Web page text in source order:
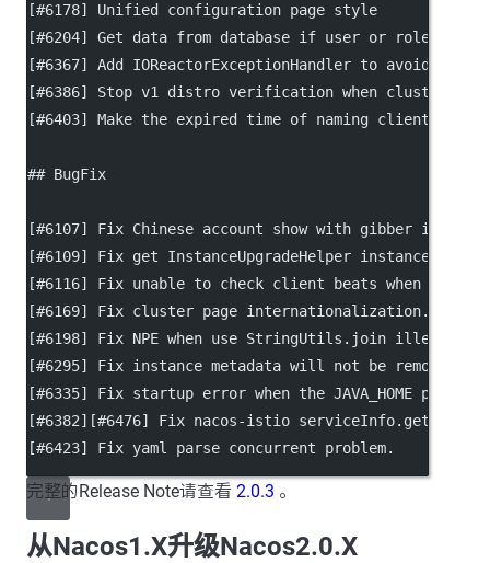
[#6178] Unified configuration page style
[#6204] Get data from database if user or role info
[#6367] Add IOReactorExceptionHandler to avoid
[#6386] Stop v1 distro verification when cluster
[#6403] Make the expired time of naming client be
## BugFix
[#6107] Fix Chinese account show with gibber in home
[#6109] Fix get InstanceUpgradeHelper instance
[#6116] Fix unable to check client beats when
[#6169] Fix cluster page internationalization.
[#6198] Fix NPE when use StringUtils.join illegal.
[#6295] Fix instance metadata will not be removed
[#6335] Fix startup error when the JAVA_HOME path
[#6382][#6476] Fix nacos-istio
[#6423] Fix yaml parse concurrent problem.
完整的Release Note请查看 2.0.3 。
从Nacos1.X升级Nacos2.0.X